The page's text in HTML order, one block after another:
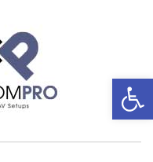
פתח סרגל נגישות